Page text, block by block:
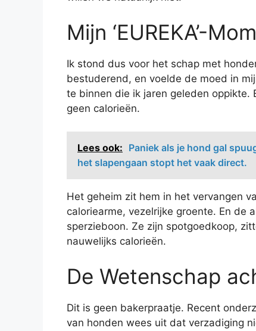
Mijn ‘EUREKA’-
Ik stond dus voor het schap met
bestuderend, en voelde de moed in
te binnen die ik jaren geleden oppikte.
geen calorieën.
Lees ook: Paniek als je hond gal
het slapengaan stopt het vaak direct.
Het geheim zit hem in het vervangen
caloriearme, vezelrijke groente. En de
sperzieboon. Ze zijn spotgoedkoop,
nauwelijks calorieën.
De Wetenschap
Dit is geen bakerpraatje. Recent
van honden wees uit dat verzadiging